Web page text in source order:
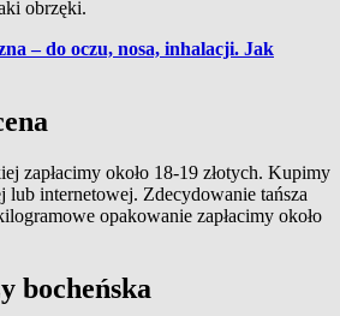
obrzęki.
– do oczu, nosa, inhalacji. Jak
zapłacimy około 18-19 złotych. Kupimy
lub internetowej. Zdecydowanie tańsza
opakowanie zapłacimy około
bocheńska